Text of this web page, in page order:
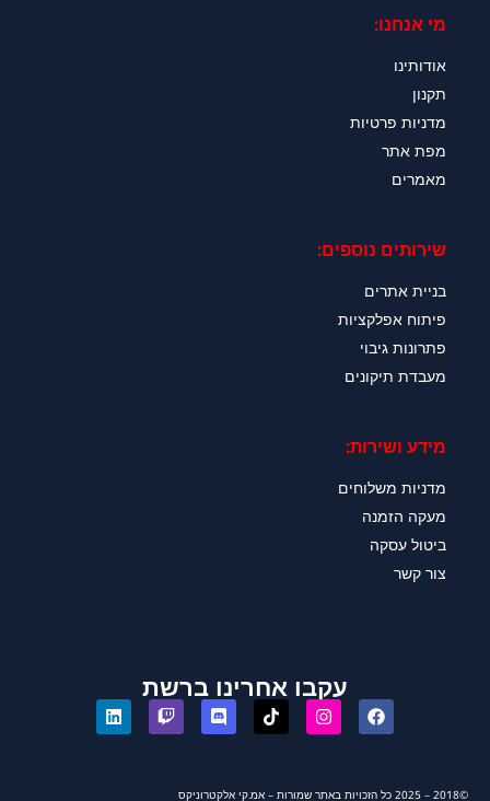
מי אנחנו:
אודותינו
תקנון
מדניות פרטיות
מפת אתר
מאמרים
שירותים נוספים:
בניית אתרים
פיתוח אפלקציות
פתרונות גיבוי
מעבדת תיקונים
מידע ושירות:
מדניות משלוחים
מעקה הזמנה
ביטול עסקה
צור קשר
עקבו אחרינו ברשת
©2018 – 2025 כל הזכויות באתר שמורות – אמ.קי אלקטרוניקס